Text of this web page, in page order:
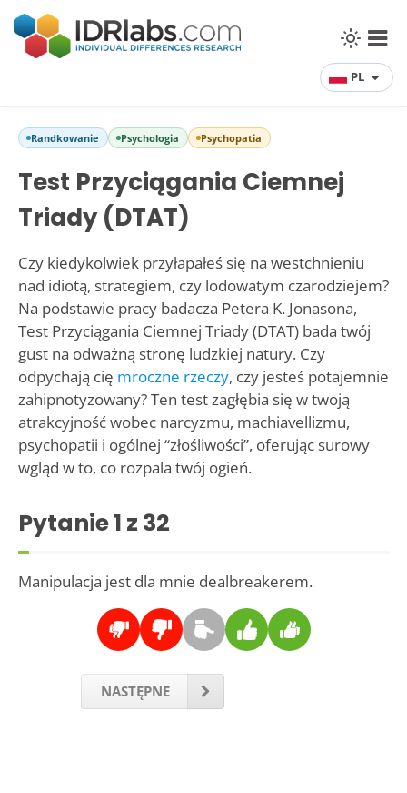
PL
Randkowanie Psychologia Psychopatia
Test Przyciągania Ciemnej
Triady (DTAT)
Czy kiedykolwiek przyłapałeś się na westchnieniu
nad idiotą, strategiem, czy lodowatym czarodziejem?
Na podstawie pracy badacza Petera K. Jonasona,
Test Przyciągania Ciemnej Triady (DTAT) bada twój
gust na odważną stronę ludzkiej natury. Czy
odpychają cię mroczne rzeczy, czy jesteś potajemnie
zahipnotyzowany? Ten test zagłębia się w twoją
atrakcyjność wobec narcyzmu, machiavellizmu,
psychopatii i ogólnej “złośliwości”, oferując surowy
wgląd w to, co rozpala twój ogień.
Pytanie1 z 32
Manipulacja jest dla mnie dealbreakerem.
NASTĘPNE